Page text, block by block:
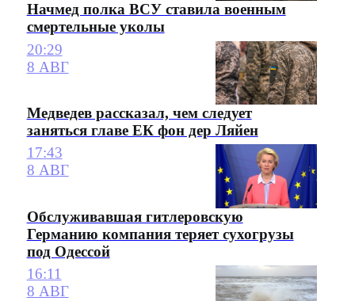
Начмед полка ВСУ ставила военным
смертельные уколы
20:29
8 АВГ
Медведев рассказал, чем следует
заняться главе ЕК фон дер Ляйен
17:43
8 АВГ
Обслуживавшая гитлеровскую
Германию компания теряет сухогрузы
под Одессой
16:11
8 АВГ